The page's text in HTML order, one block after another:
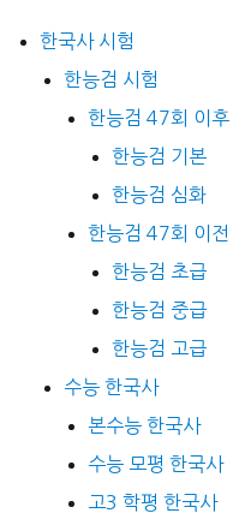
한국사 시험
한능검 시험
한능검 47회 이후
한능검 기본
한능검 심화
한능검 47회 이전
한능검 초급
한능검 중급
한능검 고급
수능 한국사
본수능 한국사
수능 모평 한국사
고3 학평 한국사